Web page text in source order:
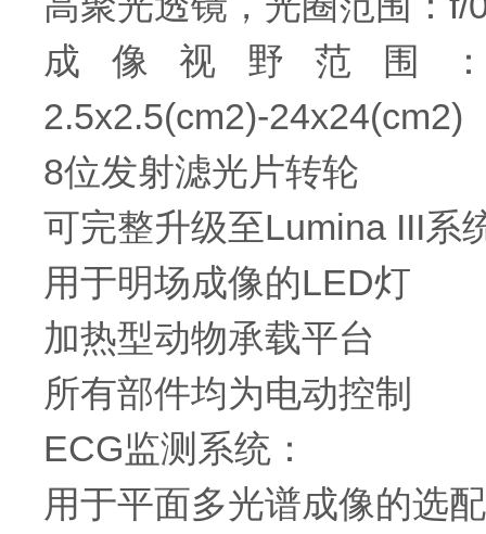
成像视野范围：
2.5x2.5(cm2)-24x24(cm2)
8位发射滤光片转轮
可完整升级至Lumina III系
用于明场成像的LED灯
加热型动物承载平台
所有部件均为电动控制
ECG监测系统：
用于平面多光谱成像的选